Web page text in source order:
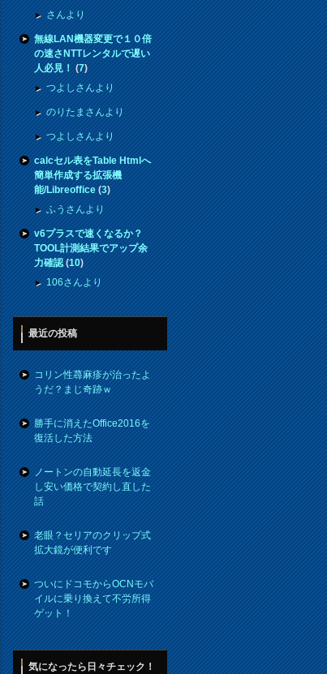
さんより
無線LAN機器変更で１０倍
の速さNTTレンタルで遅い
人必見！(7)
つよしさんより
のりたまさんより
つよしさんより
calcセル表をTable Htmlへ
簡単作成する拡張機
能/Libreoffice(3)
ふうさんより
v6プラスで速くなるか？
TOOL計測結果でアップ余
力確認(10)
106さんより
最近の投稿
コリン性蕁麻疹が治ったよ
うだ？まじ奇跡ｗ
勝手に消えたOffice2016を
復活した方法
ノートンの自動延長を返金
し安い価格で契約し直した
話
老眼？セリアのクリップ式
拡大鏡が便利です
ついにドコモからOCNモバ
イルに乗り換えて不労所得
ゲット！
気になったら日々チェック！